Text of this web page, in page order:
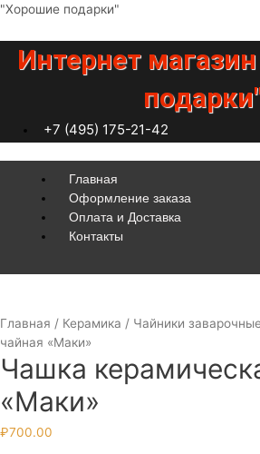
Перейти
"Хорошие подарки"
Интернет
+7 (495) 175-21-42
Меню
Главная
Оформление заказа
Оплата и Доставка
Контакты
Главная / Керамика / Чайники заварочные
чайная «Маки»
Чашка
«Маки»
₽700.00